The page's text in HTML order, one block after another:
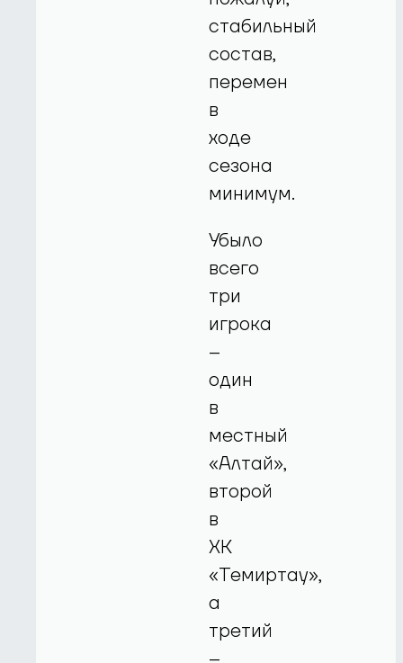
стабильный
состав,
перемен
в
ходе
сезона
минимум.
Убыло
всего
три
игрока
–
один
в
местный
«Алтай»,
второй
в
ХК
«Темиртау»,
а
третий